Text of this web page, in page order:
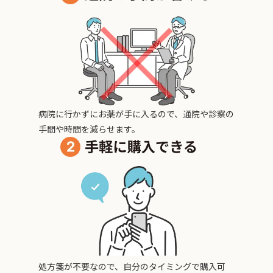
病院に行かずにお薬が手に入るので、通院や診察の
手間や時間を減らせます。
処方箋が不要なので、自分のタイミングで購入可